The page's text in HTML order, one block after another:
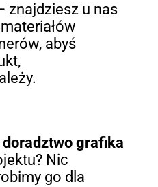
znajdziesz u nas
abyś
grafika
Nic
go dla